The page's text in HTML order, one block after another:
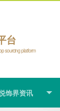
台
sourcing platform
饰界资讯